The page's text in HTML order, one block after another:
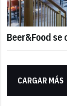
Beer&Food se
CARGAR MÁS